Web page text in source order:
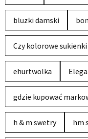
bluzki damski
Czy kolorowe sukienki
ehurtwolka
gdzie kupować
h & m swetry hm